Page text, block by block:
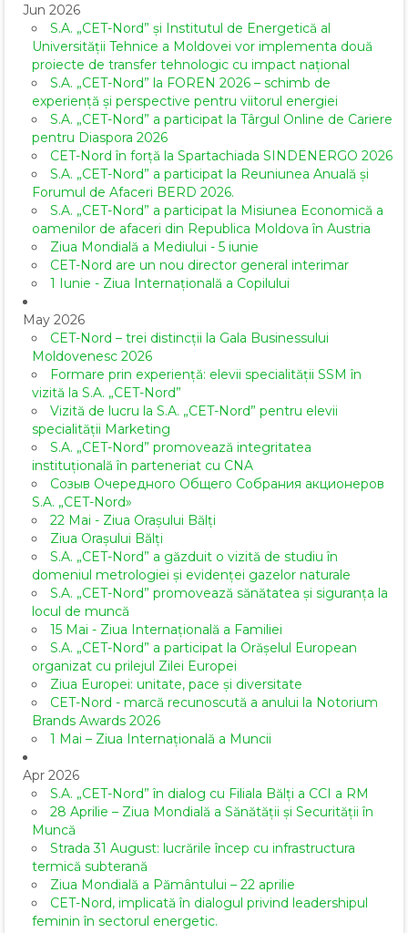
Jun 2026
S.A. „CET-Nord” și Institutul de Energetică al
Universității Tehnice a Moldovei vor implementa două
proiecte de transfer tehnologic cu impact național
S.A. „CET-Nord” la FOREN 2026 – schimb de
experiență și perspective pentru viitorul energiei
S.A. „CET-Nord” a participat la Târgul Online de Cariere
pentru Diaspora 2026
CET-Nord în forță la Spartachiada SINDENERGO 2026
S.A. „CET-Nord” a participat la Reuniunea Anuală și
Forumul de Afaceri BERD 2026.
S.A. „CET-Nord” a participat la Misiunea Economică a
oamenilor de afaceri din Republica Moldova în Austria
Ziua Mondială a Mediului - 5 iunie
CET-Nord are un nou director general interimar
1 Iunie - Ziua Internațională a Copilului
May 2026
CET-Nord – trei distincții la Gala Businessului
Moldovenesc 2026
Formare prin experiență: elevii specialității SSM în
vizită la S.A. „CET-Nord”
Vizită de lucru la S.A. „CET-Nord” pentru elevii
specialității Marketing
S.A. „CET-Nord” promovează integritatea
instituțională în parteneriat cu CNA
Созыв Очередного Общего Собрания акционеров
S.A. „CET-Nord»
22 Mai - Ziua Orașului Bălți
Ziua Orașului Bălți
S.A. „CET-Nord” a găzduit o vizită de studiu în
domeniul metrologiei și evidenței gazelor naturale
S.A. „CET-Nord” promovează sănătatea și siguranța la
locul de muncă
15 Mai - Ziua Internațională a Familiei
S.A. „CET-Nord” a participat la Orășelul European
organizat cu prilejul Zilei Europei
Ziua Europei: unitate, pace și diversitate
CET-Nord - marcă recunoscută a anului la Notorium
Brands Awards 2026
1 Mai – Ziua Internațională a Muncii
Apr 2026
S.A. „CET-Nord” în dialog cu Filiala Bălți a CCI a RM
28 Aprilie – Ziua Mondială a Sănătății și Securității în
Muncă
Strada 31 August: lucrările încep cu infrastructura
termică subterană
Ziua Mondială a Pământului – 22 aprilie
CET-Nord, implicată în dialogul privind leadershipul
feminin în sectorul energetic.